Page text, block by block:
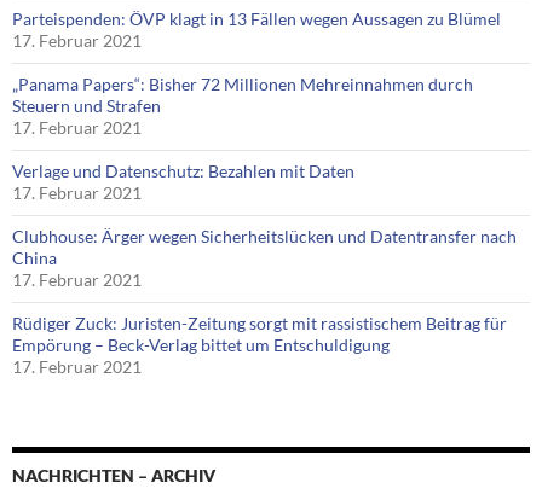
Parteispenden: ÖVP klagt in 13 Fällen wegen Aussagen zu Blümel
17. Februar 2021
„Panama Papers“: Bisher 72 Millionen Mehreinnahmen durch
Steuern und Strafen
17. Februar 2021
Verlage und Datenschutz: Bezahlen mit Daten
17. Februar 2021
Clubhouse: Ärger wegen Sicherheitslücken und Datentransfer nach
China
17. Februar 2021
Rüdiger Zuck: Juristen-Zeitung sorgt mit rassistischem Beitrag für
Empörung – Beck-Verlag bittet um Entschuldigung
17. Februar 2021
NACHRICHTEN – ARCHIV